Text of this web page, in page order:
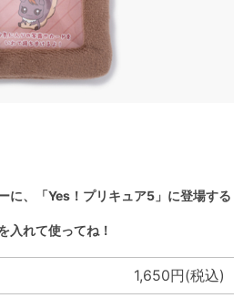
に、「Yes！プリキュア5」に登場する
入れて使ってね！
1,650円(税込)